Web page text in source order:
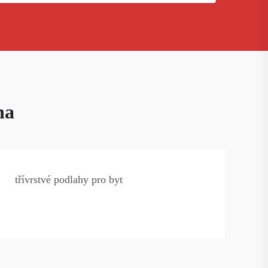
třívrstvé podlahy pro byt